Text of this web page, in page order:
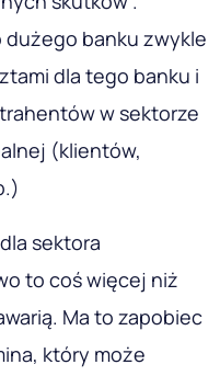
dużego banku zwykle
dla tego banku i
w sektorze
(klientów,
sektora
to coś więcej niż
Ma to zapobiec
który może